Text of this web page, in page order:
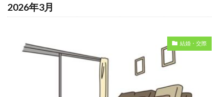
2026年3月
結婚・交際